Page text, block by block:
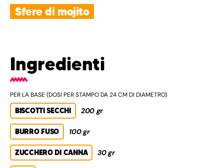
Sfere di mojito
Ingredienti
PER LA BASE (DOSI PER STAMPO DA 24 CM DI DIAMETRO)
BISCOTTI SECCHI 200 gr
BURRO FUSO 100 gr
ZUCCHERO DI CANNA 30 gr